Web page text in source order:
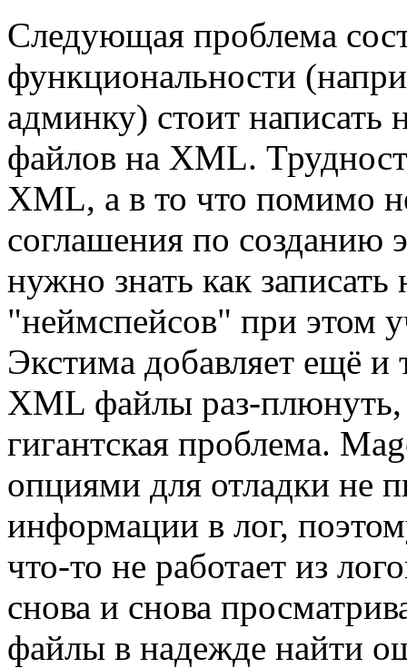
Следующая проблема
функциональности
админку) стоит написать
файлов на XML.
XML, а в то что помимо
соглашения по
нужно знать как записать
"неймспейсов" при этом
Экстима добавляет ещё и
XML файлы раз-плюнуть,
гигантская проблема.
опциями для отладки не
информации в лог,
что-то не работает из
снова и снова
файлы в надежде найти